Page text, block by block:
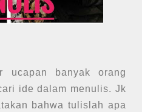
ucapan banyak orang
ide dalam menulis. Jk
bahwa tulislah apa